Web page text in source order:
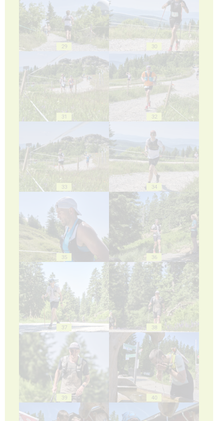
29 30
31 32
33 34
35 36
37 38
39 40